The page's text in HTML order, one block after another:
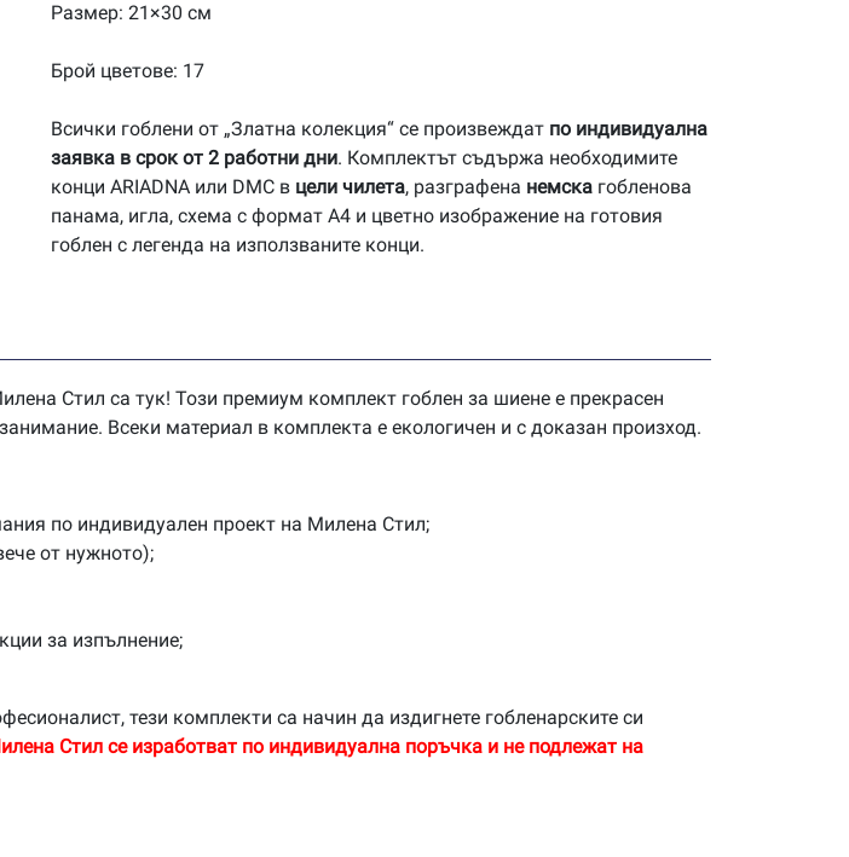
Размер: 21×30 см
Брой цветове: 17
Всички гоблени от „Златна колекция“ се произвеждат по индивидуална
заявка в срок от 2 работни дни. Комплектът съдържа необходимите
конци ARIADNA или DMC в цели чилета, разграфена немска гобленова
панама, игла, схема с формат А4 и цветно изображение на готовия
гоблен с легенда на използваните конци.
Стил са тук! Този премиум комплект гоблен за шиене е прекрасен
Всеки материал в комплекта е екологичен и с доказан произход.
по индивидуален проект на Милена Стил;
от нужното);
за изпълнение;
тези комплекти са начин да издигнете гобленарските си
Стил се изработват по индивидуална поръчка и не подлежат на